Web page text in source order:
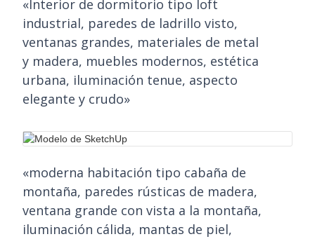
«Interior de dormitorio tipo loft
industrial, paredes de ladrillo visto,
ventanas grandes, materiales de metal
y madera, muebles modernos, estética
urbana, iluminación tenue, aspecto
elegante y crudo»
«moderna habitación tipo cabaña de
montaña, paredes rústicas de madera,
ventana grande con vista a la montaña,
iluminación cálida, mantas de piel,